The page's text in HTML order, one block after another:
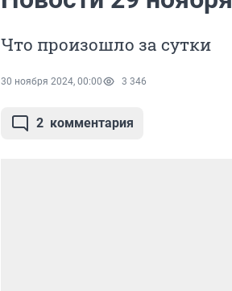
Что произошло за сутки
30 ноября 2024, 00:00 3 346
2 комментария